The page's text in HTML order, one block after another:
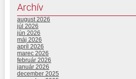
Archív
august 2026
júl 2026
jún 2026
máj 2026
apríl 2026
marec 2026
február 2026
január 2026
december 2025